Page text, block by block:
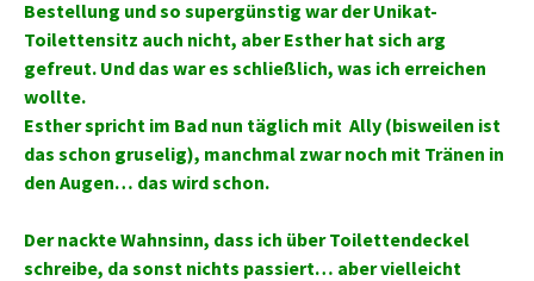
Bestellung und so supergünstig war der Unikat-
Toilettensitz auch nicht, aber Esther hat sich arg
gefreut. Und das war es schließlich, was ich erreichen
wollte.
Esther spricht im Bad nun täglich mit Ally (bisweilen ist
das schon gruselig), manchmal zwar noch mit Tränen in
den Augen… das wird schon.
Der nackte Wahnsinn, dass ich über Toilettendeckel
schreibe, da sonst nichts passiert… aber vielleicht